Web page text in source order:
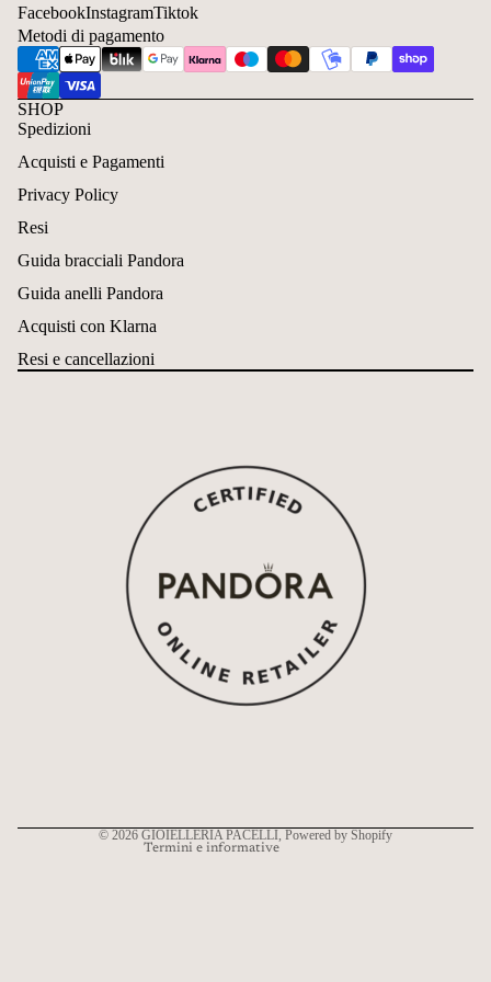
FacebookInstagramTiktok
Metodi di pagamento
SHOP
Spedizioni
Acquisti e Pagamenti
Privacy Policy
Resi
Guida bracciali Pandora
Guida anelli Pandora
Acquisti con Klarna
Resi e cancellazioni
© 2026 GIOIELLERIA PACELLI, Powered by Shopify
Termini e informative
Informativa sui rimborsi